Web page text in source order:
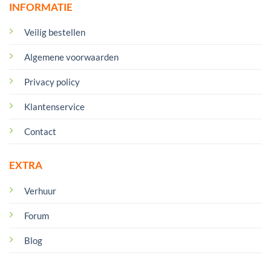
INFORMATIE
Veilig bestellen
Algemene voorwaarden
Privacy policy
Klantenservice
Contact
EXTRA
Verhuur
Forum
Blog